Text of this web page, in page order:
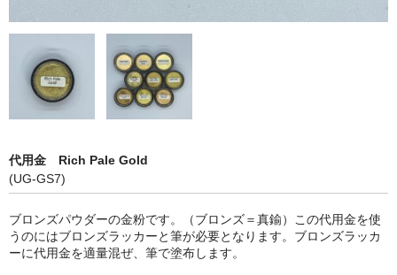
顔料単品【黄系】
顔料単品【緑系】
顔料単品【白・茶系】
全商品
代用金 Rich Pale Gold
(UG-GS7)
ブロンズパウダーの金粉です。（ブロンズ＝真鍮）この代用金を使
うのにはブロンズラッカーと筆が必要となります。ブロンズラッカ
ーに代用金を適量混ぜ、筆で塗布します。